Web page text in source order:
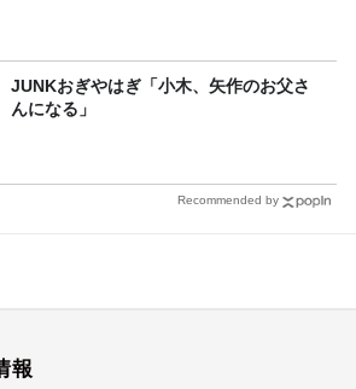
JUNKおぎやはぎ「小木、矢作のお父さ
んになる」
Recommended by
報